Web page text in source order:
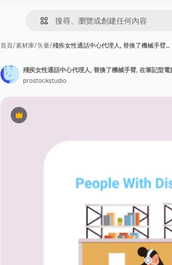
首頁/素材庫/矢量/殘疾女性通話中心代理人, 替換了機械手臂…
Premium
prostockstudio